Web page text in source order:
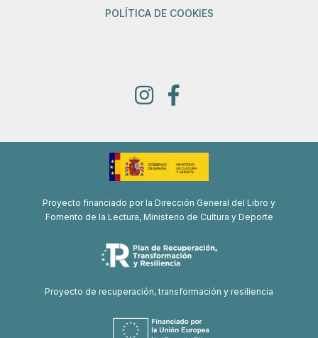
POLÍTICA DE COOKIES
Proyecto financiado por la Dirección General del Libro y
Fomento de la Lectura, Ministerio de Cultura y Deporte
Proyecto de recuperación, transformación y resiliencia